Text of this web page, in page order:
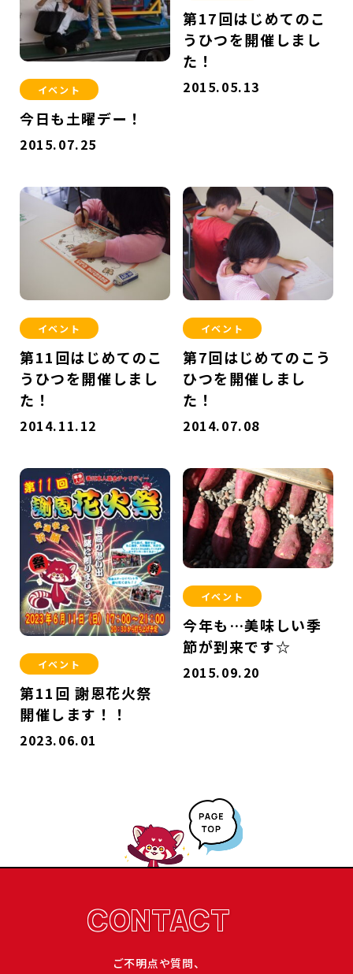
イベント
今日も土曜デー！
2015.07.25
第17回はじめてのこ
うひつを開催しまし
た！
2015.05.13
イベント
第11回はじめてのこ
うひつを開催しまし
た！
2014.11.12
イベント
第7回はじめてのこう
ひつを開催しまし
た！
2014.07.08
イベント
第11回 謝恩花火祭
開催します！！
2023.06.01
イベント
今年も…美味しい季
節が到来です☆
2015.09.20
CONTACT
ご不明点や質問、